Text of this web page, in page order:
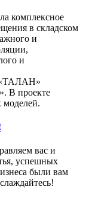
комплексное
в складском
и
и
«ТАЛАН»
В проекте
моделей.
вас и
успешных
были вам